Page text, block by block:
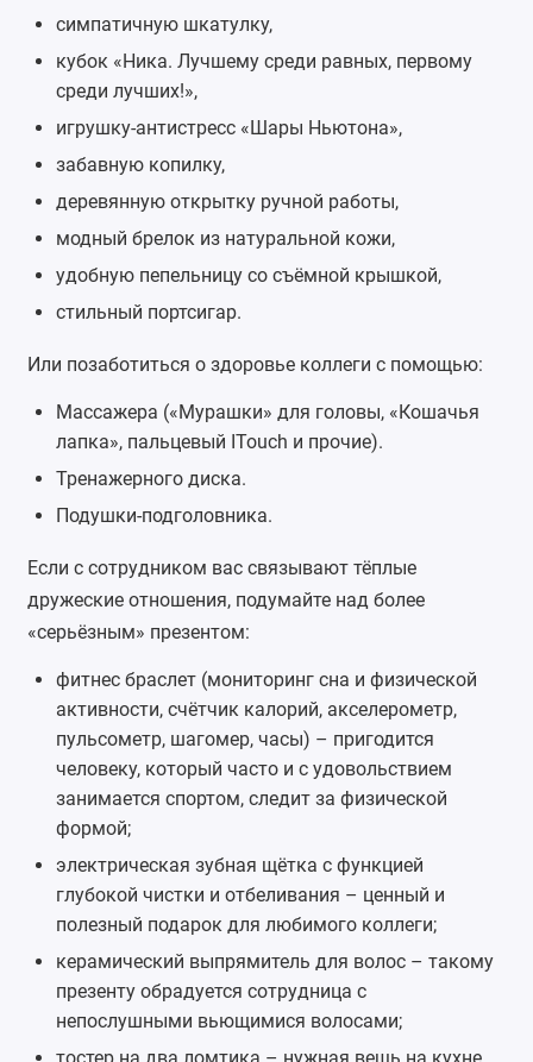
симпатичную шкатулку,
кубок «Ника. Лучшему среди равных, первому
среди лучших!»,
игрушку-антистресс «Шары Ньютона»,
забавную копилку,
деревянную открытку ручной работы,
модный брелок из натуральной кожи,
удобную пепельницу со съёмной крышкой,
стильный портсигар.
Или позаботиться о здоровье коллеги с помощью:
Массажера («Мурашки» для головы, «Кошачья
лапка», пальцевый ITouch и прочие).
Тренажерного диска.
Подушки-подголовника.
Если с сотрудником вас связывают тёплые
дружеские отношения, подумайте над более
«серьёзным» презентом:
фитнес браслет(мониторинг сна и физической
активности, счётчик калорий, акселерометр,
пульсометр, шагомер, часы) – пригодится
человеку, который часто и с удовольствием
занимается спортом, следит за физической
формой;
электрическая зубная щётка с функцией
глубокой чистки и отбеливания – ценный и
полезный подарок для любимого коллеги;
керамический выпрямитель для волос – такому
презенту обрадуется сотрудница с
непослушными вьющимися волосами;
тостерна два ломтика – нужная вещь на кухне,